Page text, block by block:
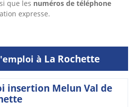
que les numéros de téléphone
expresse.
à La Rochette
insertion Melun Val de